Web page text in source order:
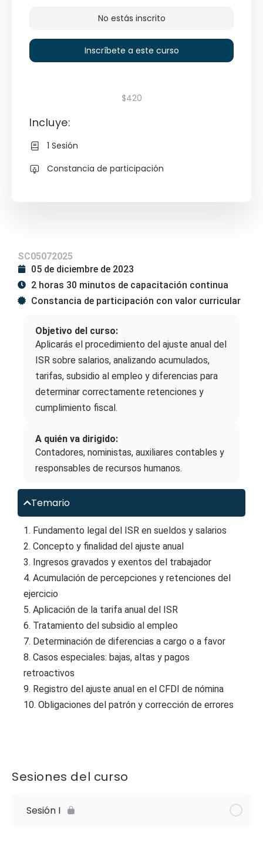
SC05072025
05 de diciembre de 2023
2 horas 30 minutos de capacitación continua
Constancia de participación con valor curricular
Objetivo del curso:
Aplicarás el procedimiento del ajuste anual del
ISR sobre salarios, analizando acumulados,
tarifas, subsidio al empleo y diferencias para
determinar correctamente retenciones y
cumplimiento fiscal.
A quién va dirigido:
Contadores, noministas, auxiliares contables y
responsables de recursos humanos.
Temario
1. Fundamento legal del ISR en sueldos y salarios
2. Concepto y finalidad del ajuste anual
3. Ingresos gravados y exentos del trabajador
4. Acumulación de percepciones y retenciones del
ejercicio
5. Aplicación de la tarifa anual del ISR
6. Tratamiento del subsidio al empleo
7. Determinación de diferencias a cargo o a favor
8. Casos especiales: bajas, altas y pagos
retroactivos
9. Registro del ajuste anual en el CFDI de nómina
10. Obligaciones del patrón y corrección de errores
Sesiones del curso
Sesión I
No estás inscrito
Inscríbete a este curso
$420
Incluye:
1 Sesión
Constancia de participación